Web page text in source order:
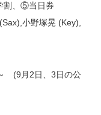
、⑤当日券
小野塚晃 (Key),
(9月2日、3日の公